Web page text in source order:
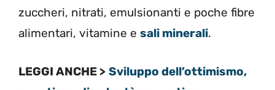
zuccheri, nitrati, emulsionanti e poche fibre
alimentari, vitamine e sali minerali.
LEGGI ANCHE > Sviluppo dell’ottimismo,